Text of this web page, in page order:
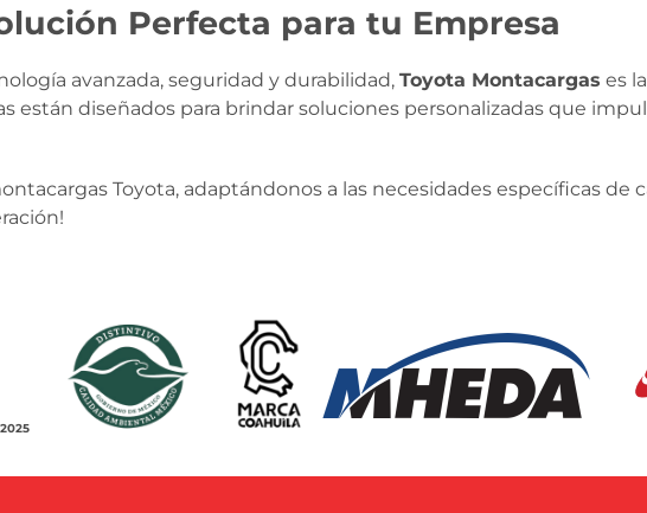
Perfecta para tu Empresa
avanzada, seguridad y durabilidad, Toyota Montacargas es
están diseñados para brindar soluciones personalizadas que
Toyota, adaptándonos a las necesidades específicas de